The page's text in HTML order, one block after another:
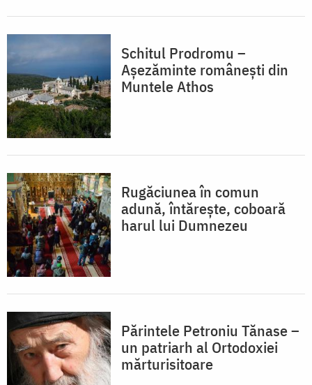
Schitul Prodromu –
Așezăminte românești din
Muntele Athos
Rugăciunea în comun
adună, întăreşte, coboară
harul lui Dumnezeu
Părintele Petroniu Tănase –
un patriarh al Ortodoxiei
mărturisitoare